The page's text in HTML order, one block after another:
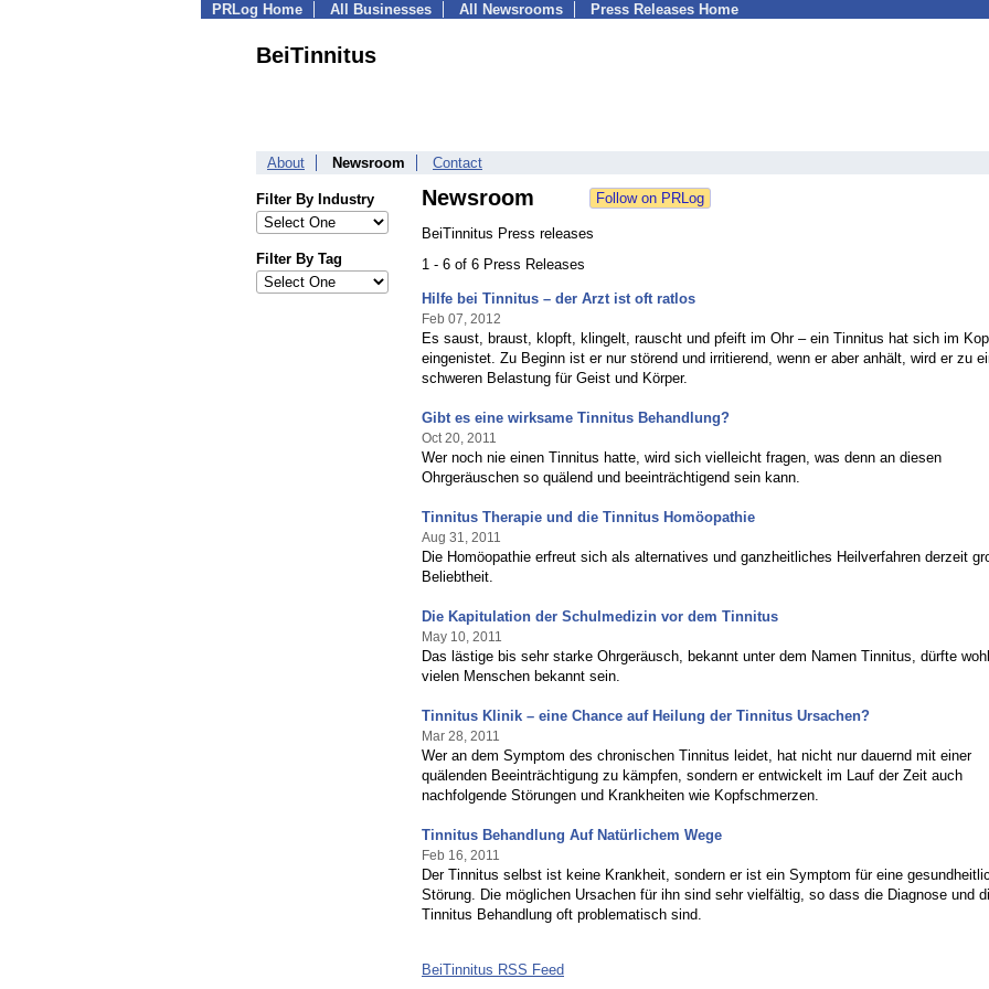
PRLog Home All Businesses All Newsrooms Press Releases Home
BeiTinnitus
About Newsroom Contact
Filter By Industry
Filter By Tag
Newsroom
BeiTinnitus Press releases
1 - 6 of 6 Press Releases
Hilfe bei Tinnitus – der Arzt ist oft ratlos
Feb 07, 2012
Es saust, braust, klopft, klingelt, rauscht und pfeift im Ohr – ein Tinnitus hat sich im
eingenistet. Zu Beginn ist er nur störend und irritierend, wenn er aber anhält, wird er zu
schweren Belastung für Geist und Körper.
Gibt es eine wirksame Tinnitus Behandlung?
Oct 20, 2011
Wer noch nie einen Tinnitus hatte, wird sich vielleicht fragen, was denn an diesen
Ohrgeräuschen so quälend und beeinträchtigend sein kann.
Tinnitus Therapie und die Tinnitus Homöopathie
Aug 31, 2011
Die Homöopathie erfreut sich als alternatives und ganzheitliches Heilverfahren derzeit
Beliebtheit.
Die Kapitulation der Schulmedizin vor dem Tinnitus
May 10, 2011
Das lästige bis sehr starke Ohrgeräusch, bekannt unter dem Namen Tinnitus, dürfte wohl
vielen Menschen bekannt sein.
Tinnitus Klinik – eine Chance auf Heilung der Tinnitus Ursachen?
Mar 28, 2011
Wer an dem Symptom des chronischen Tinnitus leidet, hat nicht nur dauernd mit einer
quälenden Beeinträchtigung zu kämpfen, sondern er entwickelt im Lauf der Zeit auch
nachfolgende Störungen und Krankheiten wie Kopfschmerzen.
Tinnitus Behandlung Auf Natürlichem Wege
Feb 16, 2011
Der Tinnitus selbst ist keine Krankheit, sondern er ist ein Symptom für eine
Störung. Die möglichen Ursachen für ihn sind sehr vielfältig, so dass die Diagnose und
Tinnitus Behandlung oft problematisch sind.
BeiTinnitus RSS Feed